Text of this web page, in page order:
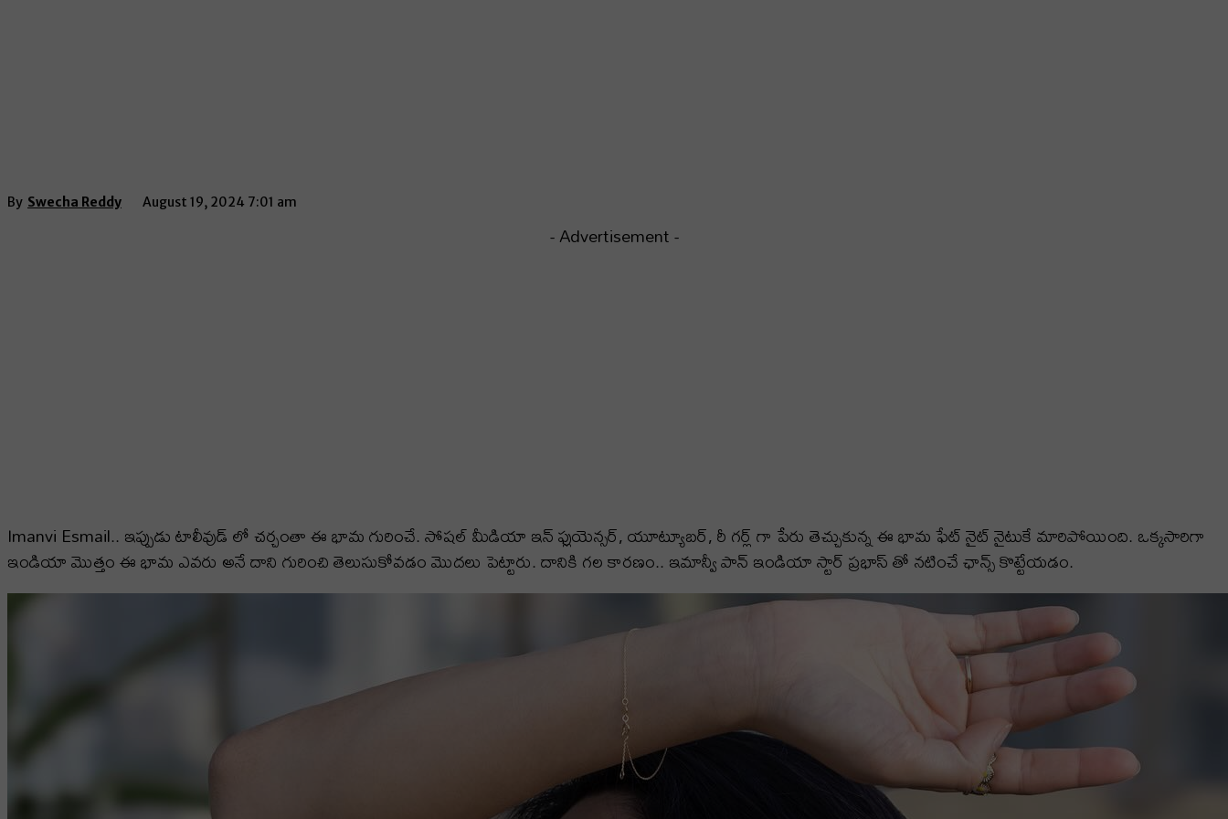
By Swecha Reddy August 19, 2024 7:01 am
- Advertisement -
Imanvi Esmail.. ఇప్పుడు టాలీవుడ్ లో చర్చంతా ఈ భామ గురించే. సోషల్ మీడియా ఇన్ ఫ్లుయెన్సర్, యూట్యూబర్, రీ గర్ల్ గా పేరు తెచ్చుకున్న ఈ భామ ఫేట్ నైట్ నైటుకే మారిపోయింది. ఒక్కసారిగా
ఇండియా మొత్తం ఈ భామ ఎవరు అనే దాని గురించి తెలుసుకోవడం మొదలు పెట్టారు. దానికి గల కారణం.. ఇమాన్వీ పాన్ ఇండియా స్టార్ ప్రభాస్ తో నటించే ఛాన్స్ కొట్టేయడం.